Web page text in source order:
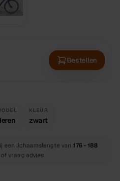
Bestellen
KLEUR
zwart
een lichaamslengte van 176 - 188
vraag advies.